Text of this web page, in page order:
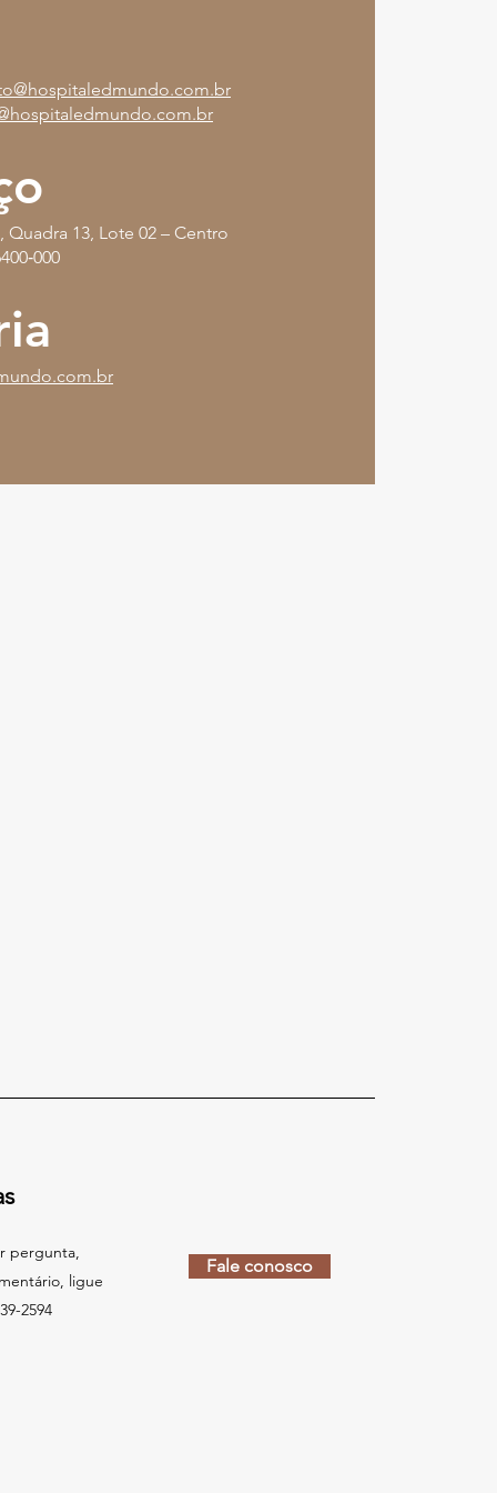
hospitaledmundo.com.br
Quadra 13, Lote 02 – Centro
pergunta,
ligue
2594
Fale conosco